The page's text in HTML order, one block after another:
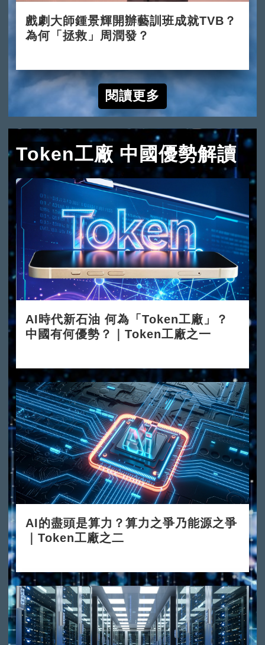
戲劇大師鍾景輝開辦藝訓班成就TVB？
為何「拯救」周潤發？
閱讀更多
Token工廠 中國優勢解讀
AI時代新石油 何為「Token工廠」？
中國有何優勢？｜Token工廠之一
AI的盡頭是算力？算力之爭乃能源之爭
｜Token工廠之二